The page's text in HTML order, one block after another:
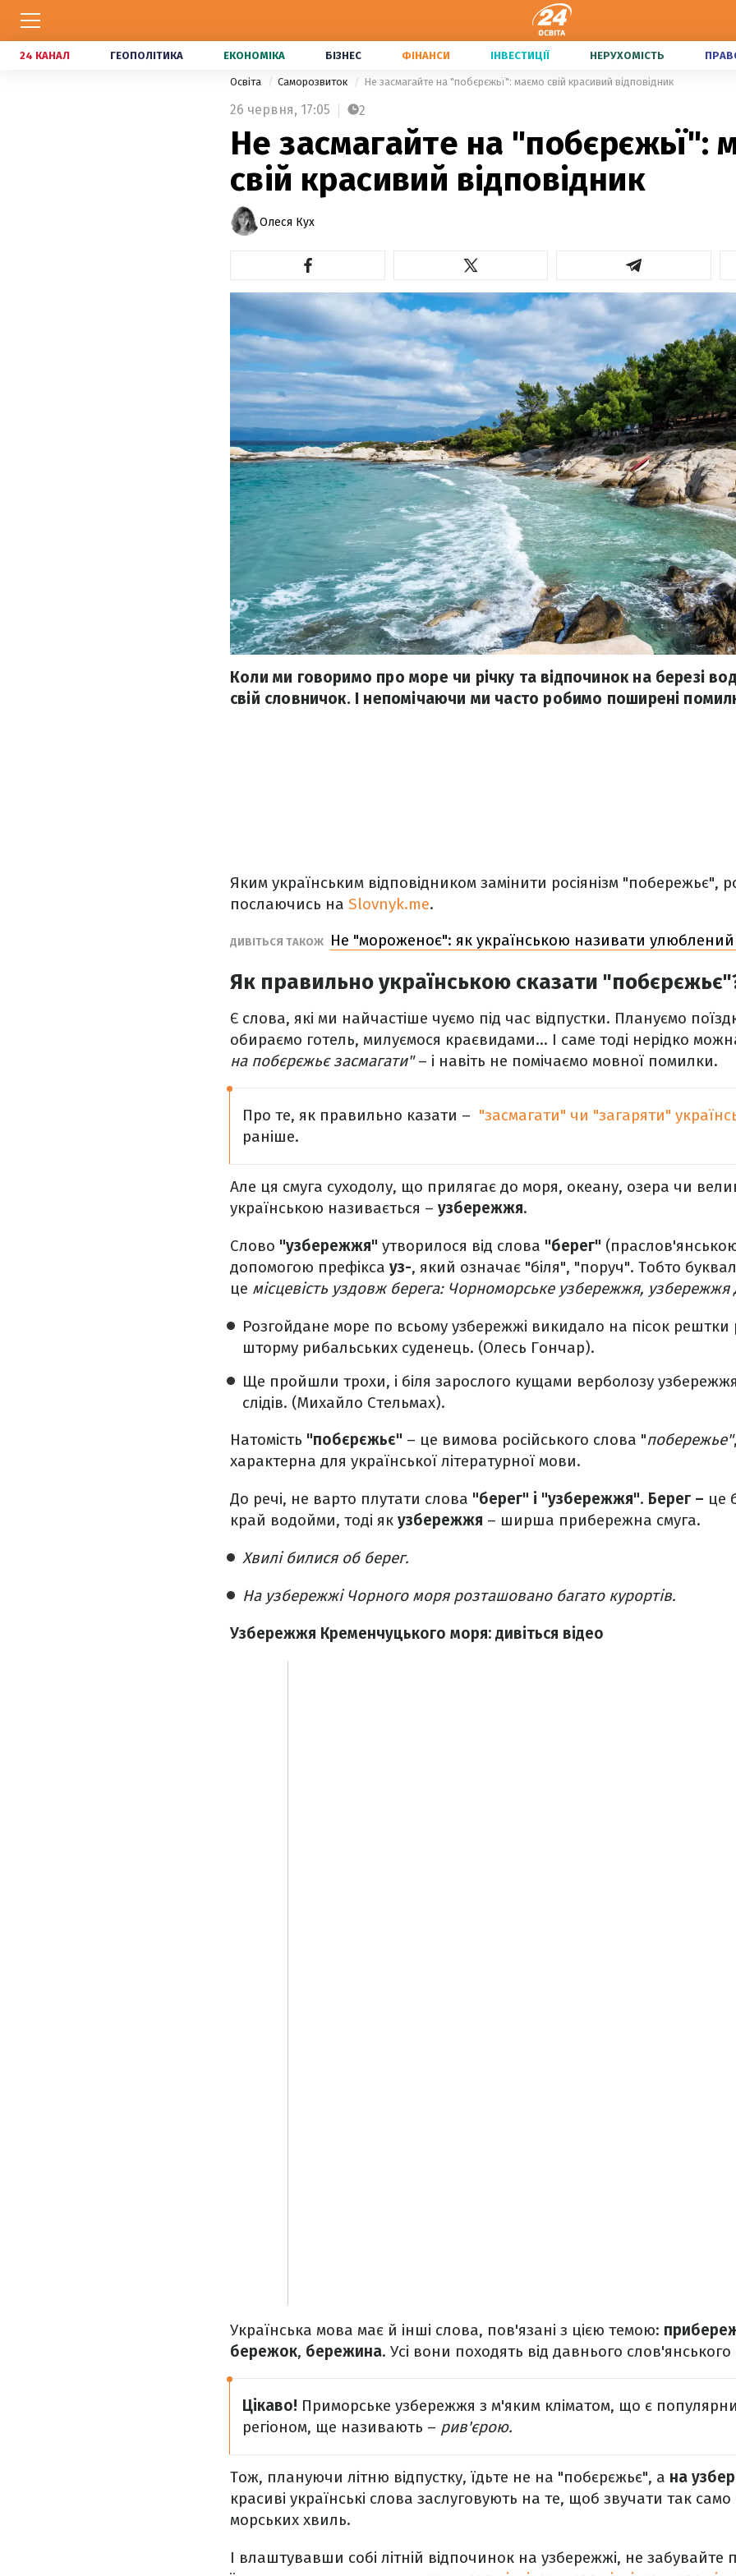
24 КАНАЛ ГЕОПОЛІТИКА ЕКОНОМІКА БІЗНЕС ФІНАНСИ ІНВЕСТИЦІЇ НЕРУХОМІСТЬ
Освіта Саморозвиток Не засмагайте на "побєрєжьї": маємо свій красивий відповідник
26 червня, 17:05 2
Не засмагайте на "побєрєжьї":
свій красивий відповідник
Олеся Кух
Коли ми говоримо про море чи річку та відпочинок на березі
свій словничок. І непомічаючи ми часто робимо поширені
Яким українським відповідником замінити росіянізм "побережьє",
послаючись на Slovnyk.me.
ДИВІТЬСЯ ТАКОЖ Не "мороженоє": як українською називати улюблений
Як правильно українською сказати
Є слова, які ми найчастіше чуємо під час відпустки. Плануємо
обираємо готель, милуємося краєвидами… І саме тоді нерідко
на побєрєжьє засмагати"– і навіть не помічаємо мовної помилки.
Про те, як правильно казати – "засмагати" чи "загаряти"
раніше.
Але ця смуга суходолу, що прилягає до моря, океану, озера чи
українською називається – узбережжя.
Слово "узбережжя" утворилося від слова "берег"
допомогою префікса уз-, який означає "біля", "поруч". Тобто
це місцевість уздовж берега: Чорноморське узбережжя, узбережжя
Розгойдане море по всьому узбережжі викидало на пісок рештки
шторму рибальських суденець. (Олесь Гончар).
Ще пройшли трохи, і біля зарослого кущами верболозу
слідів. (Михайло Стельмах).
Натомість "побєрєжьє" – це вимова російського слова "побережье"
характерна для української літературної мови.
До речі, не варто плутати слова "берег" і "узбережжя". Берег – це
край водойми, тоді як узбережжя – ширша прибережна смуга.
Хвилі билися об берег.
На узбережжі Чорного моря розташовано багато курортів.
Узбережжя Кременчуцького моря: дивіться відео
Українська мова має й інші слова, пов'язані з цією темою:
бережок, бережина. Усі вони походять від давнього
Цікаво! Приморське узбережжя з м'яким кліматом, що є
регіоном, ще називають – рив'єрою.
Тож, плануючи літню відпустку, їдьте не на "побєрєжьє", а на
красиві українські слова заслуговують на те, щоб звучати так
морських хвиль.
І влаштувавши собі літній відпочинок на узбережжі, не забувайте